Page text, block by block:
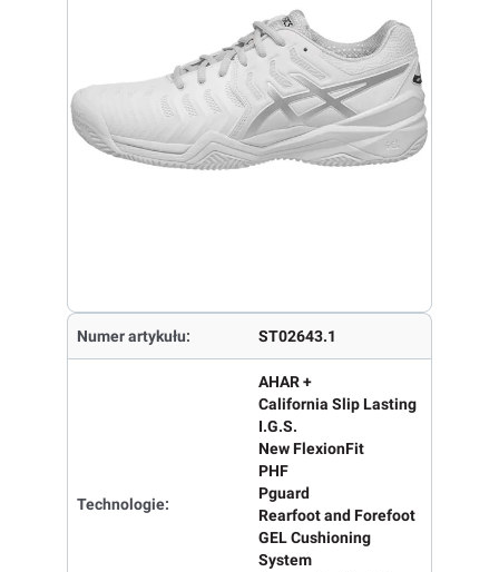
Numer artykułu: ST02643.1
Technologie:
AHAR +
California Slip Lasting
I.G.S.
New FlexionFit
PHF
Pguard
Rearfoot and Forefoot
GEL Cushioning
System